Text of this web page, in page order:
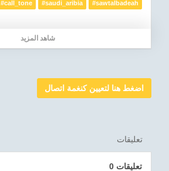
#call_tone #saudi_aribia #sawtalbadeah
شاهد المزيد
اضغط هنا لتعيين كنغمة اتصال
تعليقات
0 تعليقات